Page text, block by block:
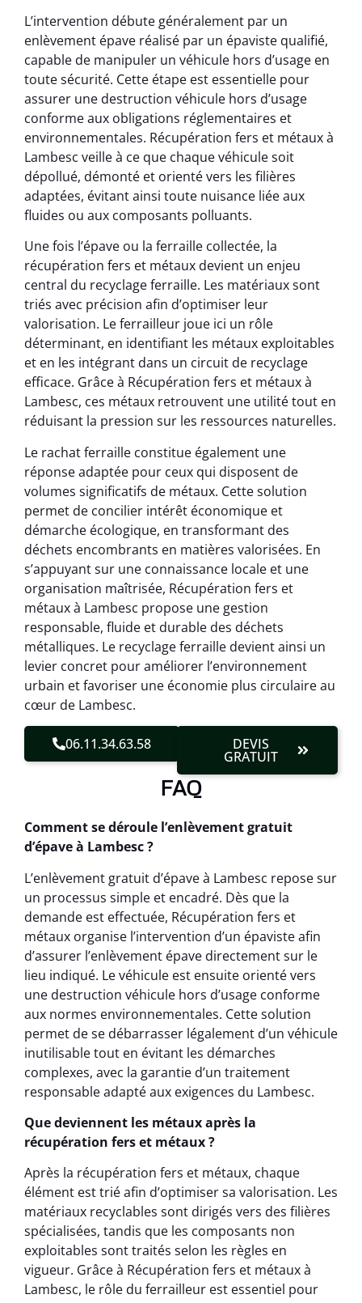
L’intervention débute généralement par un
enlèvement épave réalisé par un épaviste qualifié,
capable de manipuler un véhicule hors d’usage en
toute sécurité. Cette étape est essentielle pour
assurer une destruction véhicule hors d’usage
conforme aux obligations réglementaires et
environnementales. Récupération fers et métaux à
Lambesc veille à ce que chaque véhicule soit
dépollué, démonté et orienté vers les filières
adaptées, évitant ainsi toute nuisance liée aux
fluides ou aux composants polluants.
Une fois l’épave ou la ferraille collectée, la
récupération fers et métaux devient un enjeu
central du recyclage ferraille. Les matériaux sont
triés avec précision afin d’optimiser leur
valorisation. Le ferrailleur joue ici un rôle
déterminant, en identifiant les métaux exploitables
et en les intégrant dans un circuit de recyclage
efficace. Grâce à Récupération fers et métaux à
Lambesc, ces métaux retrouvent une utilité tout en
réduisant la pression sur les ressources naturelles.
Le rachat ferraille constitue également une
réponse adaptée pour ceux qui disposent de
volumes significatifs de métaux. Cette solution
permet de concilier intérêt économique et
démarche écologique, en transformant des
déchets encombrants en matières valorisées. En
s’appuyant sur une connaissance locale et une
organisation maîtrisée, Récupération fers et
métaux à Lambesc propose une gestion
responsable, fluide et durable des déchets
métalliques. Le recyclage ferraille devient ainsi un
levier concret pour améliorer l’environnement
urbain et favoriser une économie plus circulaire au
cœur de Lambesc.
06.11.34.63.58 DEVIS
GRATUIT
FAQ
Comment se déroule l’enlèvement gratuit
d’épave à Lambesc ?
L’enlèvement gratuit d’épave à Lambesc repose sur
un processus simple et encadré. Dès que la
demande est effectuée, Récupération fers et
métaux organise l’intervention d’un épaviste afin
d’assurer l’enlèvement épave directement sur le
lieu indiqué. Le véhicule est ensuite orienté vers
une destruction véhicule hors d’usage conforme
aux normes environnementales. Cette solution
permet de se débarrasser légalement d’un véhicule
inutilisable tout en évitant les démarches
complexes, avec la garantie d’un traitement
responsable adapté aux exigences du Lambesc.
Que deviennent les métaux après la
récupération fers et métaux ?
Après la récupération fers et métaux, chaque
élément est trié afin d’optimiser sa valorisation. Les
matériaux recyclables sont dirigés vers des filières
spécialisées, tandis que les composants non
exploitables sont traités selon les règles en
vigueur. Grâce à Récupération fers et métaux à
Lambesc, le rôle du ferrailleur est essentiel pour